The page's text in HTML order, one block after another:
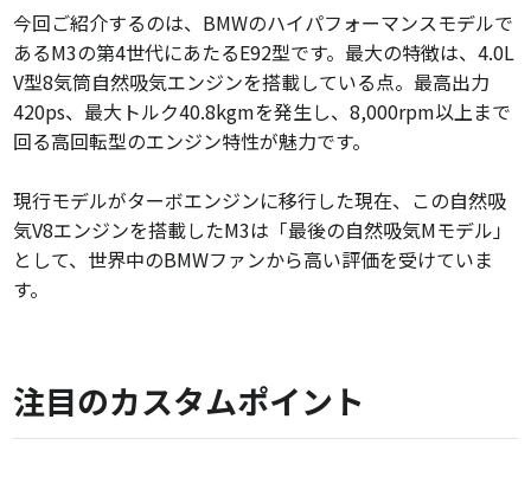
今回ご紹介するのは、BMWのハイパフォーマンスモデルで
あるM3の第4世代にあたるE92型です。最大の特徴は、4.0L
V型8気筒自然吸気エンジンを搭載している点。最高出力
420ps、最大トルク40.8kgmを発生し、8,000rpm以上まで
回る高回転型のエンジン特性が魅力です。
現行モデルがターボエンジンに移行した現在、この自然吸
気V8エンジンを搭載したM3は「最後の自然吸気Mモデル」
として、世界中のBMWファンから高い評価を受けていま
す。
注目のカスタムポイント